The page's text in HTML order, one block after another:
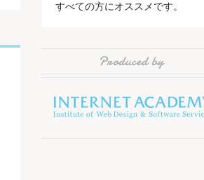
すべての方にオススメです。